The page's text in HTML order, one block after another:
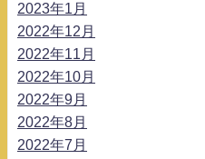
2023年1月
2022年12月
2022年11月
2022年10月
2022年9月
2022年8月
2022年7月